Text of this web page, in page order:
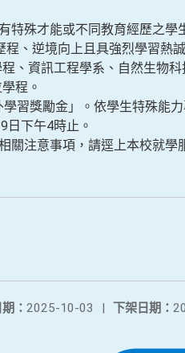
殊才能或不同教育經歷之學
程、逆境向上且具強烈學習
、資訊工程學系、自然生物
程。
習獎勵金」。依學生特殊能
日下午4時止。
關注意事項，請逕上本校就學
下架日期：
： 2025-10-03 |